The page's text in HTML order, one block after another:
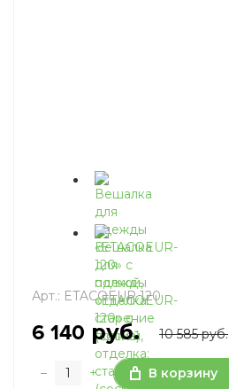
Арт.: ETACOEUR 120
6 140 руб. 10 585 руб.
– + В корзину